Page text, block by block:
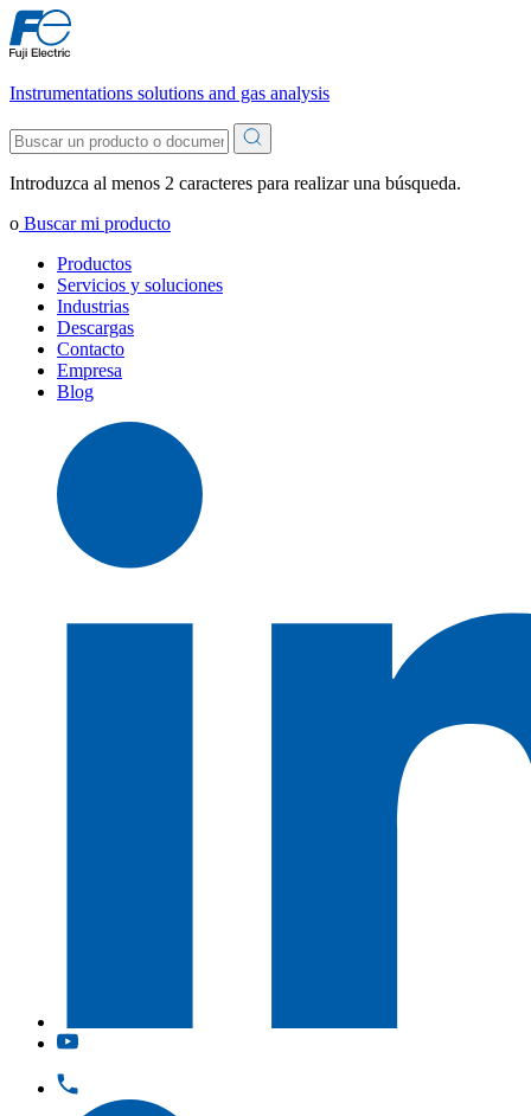
Instrumentations solutions and gas analysis
Introduzca al menos 2 caracteres para realizar una búsqueda.
o Buscar mi producto
Productos
Servicios y soluciones
Industrias
Descargas
Contacto
Empresa
Blog